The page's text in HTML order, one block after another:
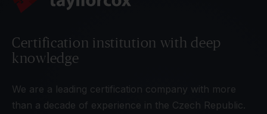
Certification institution with deep
knowledge
We are a leading certification company with more
than a decade of experience in the Czech Republic.